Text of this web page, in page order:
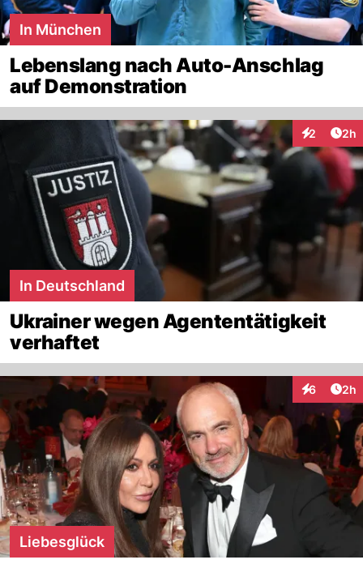
In München
Lebenslang nach Auto-Anschlag
auf Demonstration
2 2h
In Deutschland
Ukrainer wegen Agententätigkeit
verhaftet
6 2h
Liebesglück